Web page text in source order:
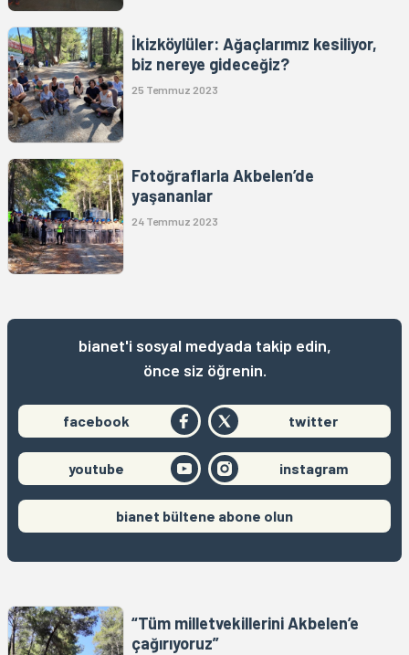
İkizköylüler: Ağaçlarımız kesiliyor,
biz nereye gideceğiz?
25 Temmuz 2023
Fotoğraflarla Akbelen’de
yaşananlar
24 Temmuz 2023
bianet'i sosyal medyada takip edin,
önce siz öğrenin.
facebook twitter
youtube instagram
bianet bültene abone olun
“Tüm milletvekillerini Akbelen’e
çağırıyoruz”